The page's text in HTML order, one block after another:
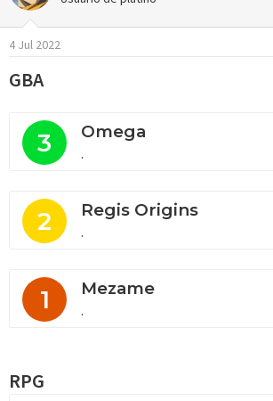
i
o
n
s
4 Jul 2022
GBA
3 Omega
.
2 Regis Origins
.
1 Mezame
.
RPG